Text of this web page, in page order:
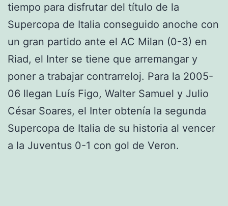
tiempo para disfrutar del título de la
Supercopa de Italia conseguido anoche con
un gran partido ante el AC Milan (0-3) en
Riad, el Inter se tiene que arremangar y
poner a trabajar contrarreloj. Para la 2005-
06 llegan Luís Figo, Walter Samuel y Julio
César Soares, el Inter obtenía la segunda
Supercopa de Italia de su historia al vencer
a la Juventus 0-1 con gol de Veron.